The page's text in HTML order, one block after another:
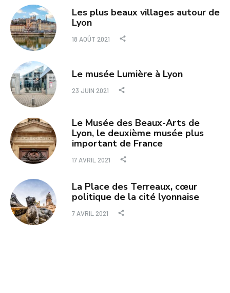
Les plus beaux villages autour de
Lyon
18 AOÛT 2021
Le musée Lumière à Lyon
23 JUIN 2021
Le Musée des Beaux-Arts de
Lyon, le deuxième musée plus
important de France
17 AVRIL 2021
La Place des Terreaux, cœur
politique de la cité lyonnaise
7 AVRIL 2021